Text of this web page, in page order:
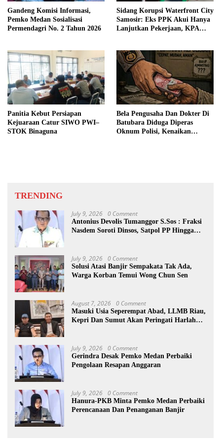
Gandeng Komisi Informasi,
Pemko Medan Sosialisasi
Permendagri No. 2 Tahun 2026
Sidang Korupsi Waterfront City
Samosir: Eks PPK Akui Hanya
Lanjutkan Pekerjaan, KPA
Panitia Kebut Persiapan
Kejuaraan Catur SIWO PWI–
STOK Binaguna
Bela Pengusaha Dan Dokter Di
Batubara Diduga Diperas
Oknum Polisi, Kenaikan
TRENDING
July 9, 2026 0 Comment
Antonius Devolis Tumanggor S.Sos : Fraksi
Nasdem Soroti Dinsos, Satpol PP Hingga
July 9, 2026 0 Comment
Solusi Atasi Banjir Sempakata Tak Ada,
Warga Korban Temui Wong Chun Sen
August 7, 2026 0 Comment
Masuki Usia Seperempat Abad, LLMB Riau,
Kepri Dan Sumut Akan Peringati Harlah
July 9, 2026 0 Comment
Gerindra Desak Pemko Medan Perbaiki
Pengolaan Resapan Anggaran
July 9, 2026 0 Comment
Hanura-PKB Minta Pemko Medan Perbaiki
Perencanaan Dan Penanganan Banjir